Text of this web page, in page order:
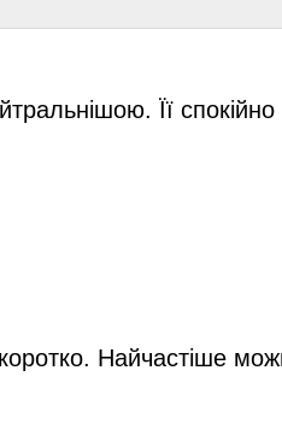
Її спокійно
Найчастіше